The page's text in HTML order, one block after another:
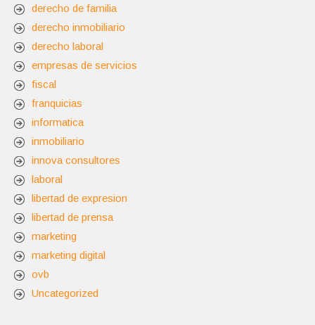
derecho de familia
derecho inmobiliario
derecho laboral
empresas de servicios
fiscal
franquicias
informatica
inmobiliario
innova consultores
laboral
libertad de expresion
libertad de prensa
marketing
marketing digital
ovb
Uncategorized